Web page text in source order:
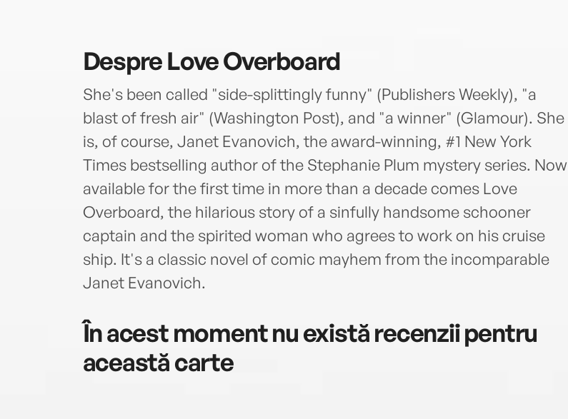
DespreLove Overboard
She's been called "side-splittingly funny" (Publishers Weekly), "a
blast of fresh air" (Washington Post), and "a winner" (Glamour). She
is, of course, Janet Evanovich, the award-winning, #1 New York
Times bestselling author of the Stephanie Plum mystery series. Now
available for the first time in more than a decade comes Love
Overboard, the hilarious story of a sinfully handsome schooner
captain and the spirited woman who agrees to work on his cruise
ship. It's a classic novel of comic mayhem from the incomparable
Janet Evanovich.
În acest moment nu există recenzii pentru
această carte